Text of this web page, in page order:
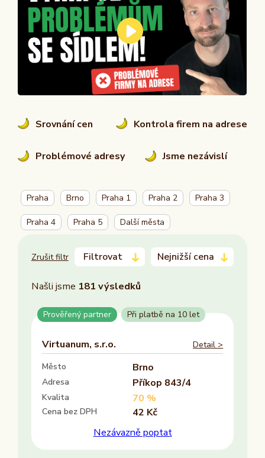
Srovnání cen Kontrola firem na adrese
Problémové adresy Jsme nezávislí
Praha Brno Praha 1 Praha 2 Praha 3
Praha 4 Praha 5 Další města
Zrušit filtr Filtrovat Nejnižší cena
Brno
Dětenice
Další
Trvalý pobyt
–
Našli jsme 181 výsledků
Prověřený partner Při platbě na 10 let
Virtuanum, s.r.o.
Detail >
Město
Brno
Adresa Příkop 843/4
Kvalita 70 %
Cena bez DPH
42 Kč
Nezávazně poptat